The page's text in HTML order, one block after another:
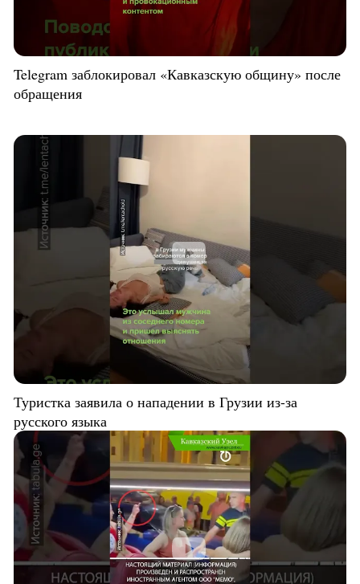
Telegram заблокировал «Кавказскую общину» после
обращения
Туристка заявила о нападении в Грузии из-за
русского языка